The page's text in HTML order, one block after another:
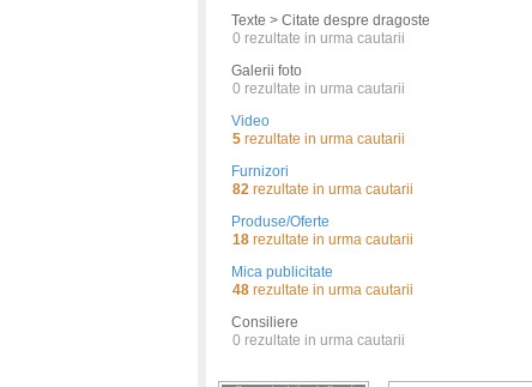
Texte > Citate despre dragoste
0 rezultate in urma cautarii
Galerii foto
0 rezultate in urma cautarii
Video
5 rezultate in urma cautarii
Furnizori
82 rezultate in urma cautarii
Produse/Oferte
18 rezultate in urma cautarii
Mica publicitate
48 rezultate in urma cautarii
Consiliere
0 rezultate in urma cautarii